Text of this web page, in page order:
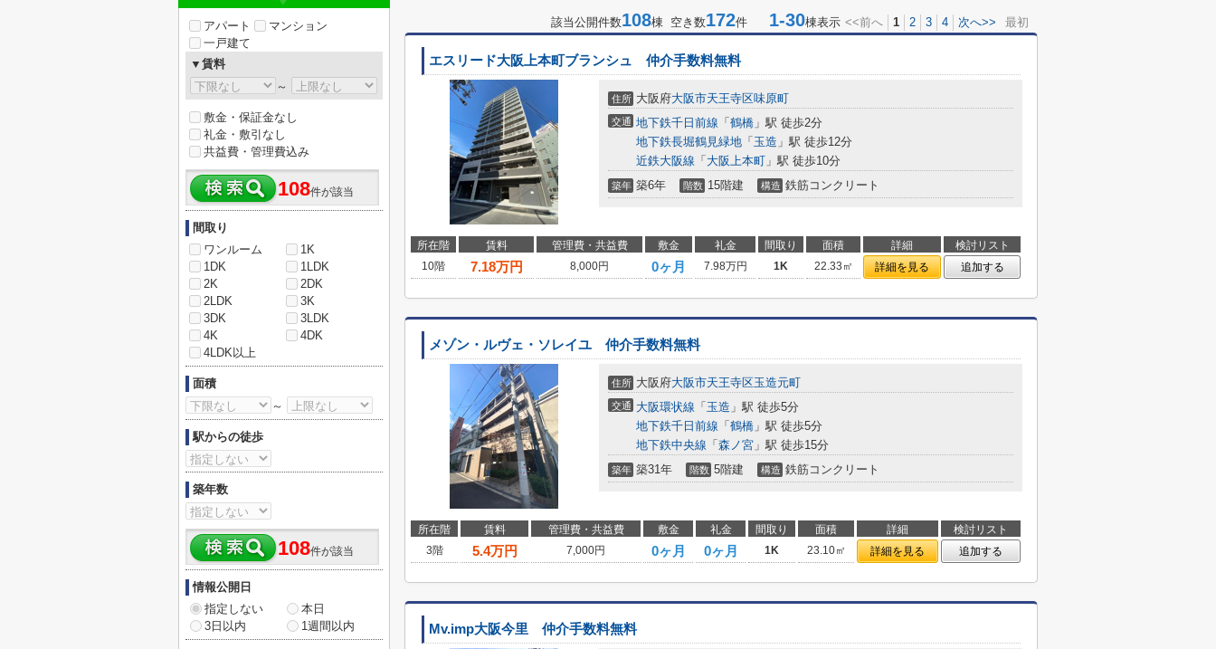
該当公開件数108棟 空き数172件 1-30棟表示 <<前へ 1 2 3 4 次へ>> 最初
エスリード大阪上本町ブランシュ 仲介手数料無料
住所 大阪府大阪市天王寺区味原町
交通 地下鉄千日前線 「 鶴橋 」駅 徒歩2分
地下鉄長堀鶴見緑地 「 玉造 」駅 徒歩12分
近鉄大阪線 「 大阪上本町 」駅 徒歩10分
築年 築6年 階数 15階建 構造 鉄筋コンクリート
所在階 賃料 管理費・共益費 敷金 礼金 間取り 面積 詳細
検討リスト
10階
7.18万円 8,000円 0ヶ月 7.98万円 1K 22.33㎡ 詳細を見る 追加する
メゾン・ルヴェ・ソレイユ 仲介手数料無料
住所 大阪府大阪市天王寺区玉造元町
交通 大阪環状線 「 玉造 」駅 徒歩5分
地下鉄千日前線 「 鶴橋 」駅 徒歩5分
地下鉄中央線 「 森ノ宮 」駅 徒歩15分
築年 築31年 階数 5階建 構造 鉄筋コンクリート
所在階 賃料 管理費・共益費 敷金 礼金 間取り 面積 詳細
検討リスト
3階
5.4万円 7,000円 0ヶ月 0ヶ月 1K 23.10㎡ 詳細を見る 追加する
Mv.imp大阪今里 仲介手数料無料
アパート
マンション
一戸建て
▼賃料
～
敷金・保証金なし
礼金・敷引なし
共益費・管理費込み
108件が該当
間取り
ワンルーム
1K
1DK
1LDK
2K
2DK
2LDK
3K
3DK
3LDK
4K
4DK
4LDK以上
面積
～
駅からの徒歩
築年数
108件が該当
情報公開日
指定しない
本日
3日以内
1週間以内